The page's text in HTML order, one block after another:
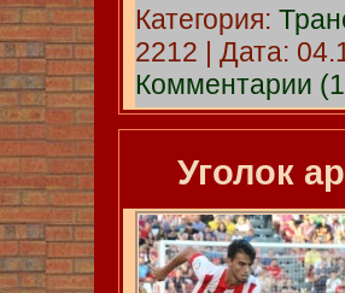
Категория:
2212 | Дата:
Комментарии
Уголок